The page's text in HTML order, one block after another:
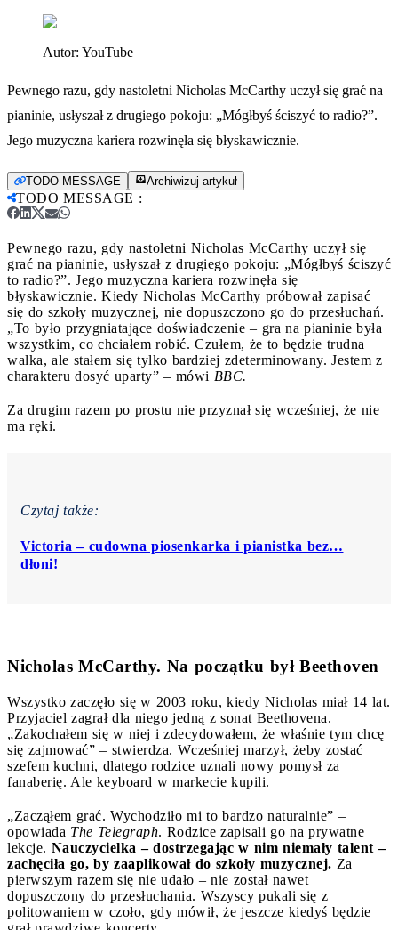
Autor: YouTube
Pewnego razu, gdy nastoletni Nicholas McCarthy uczył się grać na
pianinie, usłyszał z drugiego pokoju: „Mógłbyś ściszyć to radio?”.
Jego muzyczna kariera rozwinęła się błyskawicznie.
TODO MESSAGE Archiwizuj artykuł
TODO MESSAGE :
Pewnego razu, gdy nastoletni Nicholas McCarthy uczył się
grać na pianinie, usłyszał z drugiego pokoju: „Mógłbyś ściszyć
to radio?”. Jego muzyczna kariera rozwinęła się
błyskawicznie. Kiedy Nicholas McCarthy próbował zapisać
się do szkoły muzycznej, nie dopuszczono go do przesłuchań.
„To było przygniatające doświadczenie – gra na pianinie była
wszystkim, co chciałem robić. Czułem, że to będzie trudna
walka, ale stałem się tylko bardziej zdeterminowany. Jestem z
charakteru dosyć uparty” – mówi BBC.
Za drugim razem po prostu nie przyznał się wcześniej, że nie
ma ręki.
Czytaj także:
Victoria – cudowna piosenkarka i pianistka bez…
dłoni!
Nicholas McCarthy. Na początku był Beethoven
Wszystko zaczęło się w 2003 roku, kiedy Nicholas miał 14 lat.
Przyjaciel zagrał dla niego jedną z sonat Beethovena.
„Zakochałem się w niej i zdecydowałem, że właśnie tym chcę
się zajmować” – stwierdza. Wcześniej marzył, żeby zostać
szefem kuchni, dlatego rodzice uznali nowy pomysł za
fanaberię. Ale keyboard w markecie kupili.
„Zacząłem grać. Wychodziło mi to bardzo naturalnie” –
opowiada The Telegraph. Rodzice zapisali go na prywatne
lekcje. Nauczycielka – dostrzegając w nim niemały talent –
zachęciła go, by zaaplikował do szkoły muzycznej. Za
pierwszym razem się nie udało – nie został nawet
dopuszczony do przesłuchania. Wszyscy pukali się z
politowaniem w czoło, gdy mówił, że jeszcze kiedyś będzie